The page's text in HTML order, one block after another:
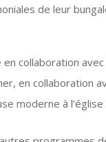
de leur
collaboration
en collaboration
moderne à